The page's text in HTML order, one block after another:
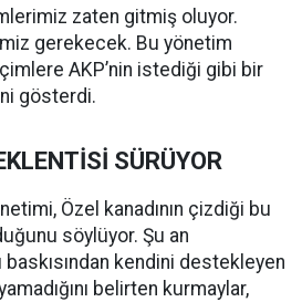
zaten gitmiş oluyor.
gerekecek. Bu yönetim
AKP’nin istediği gibi bir
gösterdi.
SÜRÜYOR
Özel kanadının çizdiği bu
söylüyor. Şu an
kendini destekleyen
belirten kurmaylar,